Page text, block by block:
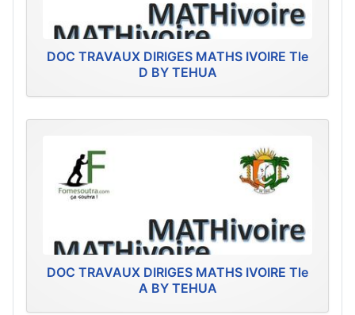
DOC TRAVAUX DIRIGES MATHS IVOIRE Tle
D BY TEHUA
DOC TRAVAUX DIRIGES MATHS IVOIRE Tle
A BY TEHUA